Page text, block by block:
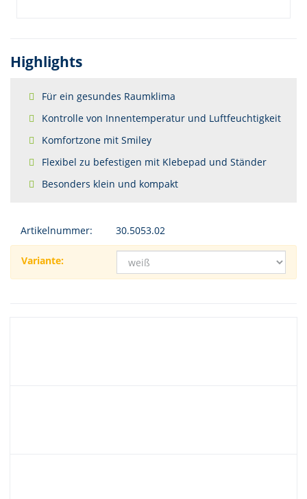
Highlights
Für ein gesundes Raumklima
Kontrolle von Innentemperatur und Luftfeuchtigkeit
Komfortzone mit Smiley
Flexibel zu befestigen mit Klebepad und Ständer
Besonders klein und kompakt
Artikelnummer: 30.5053.02
Variante: